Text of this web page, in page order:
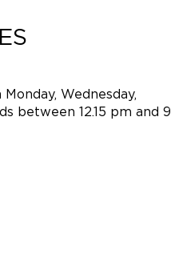
Wednesday,
between 12.15 pm and 9